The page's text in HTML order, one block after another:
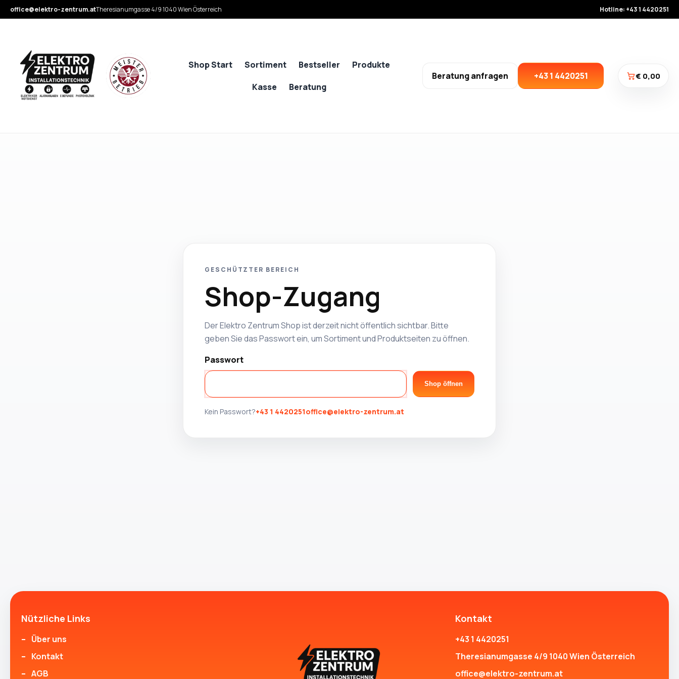
office@elektro-zentrum.atTheresianumgasse 4/9 1040 Wien Österreich Hotline: +43 1 4420251
€ 0,00
Shop Start Sortiment Bestseller
Produkte
Kasse
Beratung
Beratung anfragen +43 1 4420251
GESCHÜTZTER BEREICH
Shop-Zugang
Der Elektro Zentrum Shop ist derzeit nicht öffentlich sichtbar. Bitte
geben Sie das Passwort ein, um Sortiment und Produktseiten zu öffnen.
Passwort
Shop öffnen
Kein Passwort?+43 1 4420251office@elektro-zentrum.at
Nützliche Links
Über uns
Kontakt
AGB
Kontakt
+43 1 4420251
Theresianumgasse 4/9 1040 Wien Österreich
office@elektro-zentrum.at